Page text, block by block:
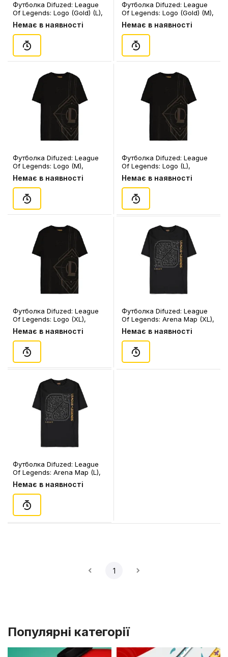
Футболка Difuzed: League
Of Legends: Logo (Gold) (L),
(347524)
Немає в наявності
Футболка Difuzed: League
Of Legends: Logo (Gold) (M),
(347517)
Немає в наявності
Футболка Difuzed: League
Of Legends: Logo (M),
(347005)
Немає в наявності
Футболка Difuzed: League
Of Legends: Logo (L),
(347036)
Немає в наявності
Футболка Difuzed: League
Of Legends: Logo (XL),
(347067)
Немає в наявності
Футболка Difuzed: League
Of Legends: Arena Map (XL),
(367485)
Немає в наявності
Футболка Difuzed: League
Of Legends: Arena Map (L),
(367478)
Немає в наявності
1
Популярні категорії